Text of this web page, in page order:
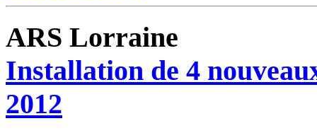
ARS Lorraine
Installation de 4
2012